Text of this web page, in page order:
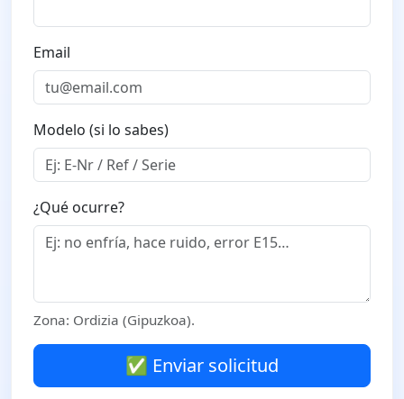
Email
Modelo (si lo sabes)
¿Qué ocurre?
Zona: Ordizia (Gipuzkoa).
✅ Enviar solicitud